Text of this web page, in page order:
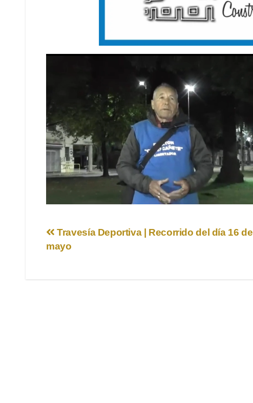
Navegación
de
Travesía Deportiva | Recorrido del día 16 de
mayo